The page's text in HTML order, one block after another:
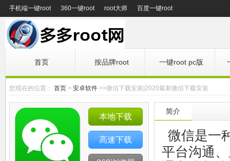
手机端一键root 360一键root root大师 百度一键root
首页 按品牌root 一键root pc版
您现在的位置： 首页 > 安卓软件 >>微信下载安装|2020最新微信下载安装
本地下载
高速下载
简介
微信是一
平台沟通